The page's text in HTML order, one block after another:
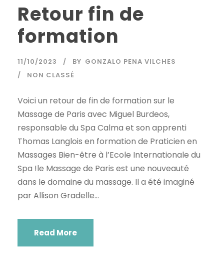
Retour fin de
formation
11/10/2023 BY GONZALO PENA VILCHES
NON CLASSÉ
Voici un retour de fin de formation sur le
Massage de Paris avec Miguel Burdeos,
responsable du Spa Calma et son apprenti
Thomas Langlois en formation de Praticien en
Massages Bien-être à l’Ecole Internationale du
Spa !le Massage de Paris est une nouveauté
dans le domaine du massage. Il a été imaginé
par Allison Gradelle...
Read More